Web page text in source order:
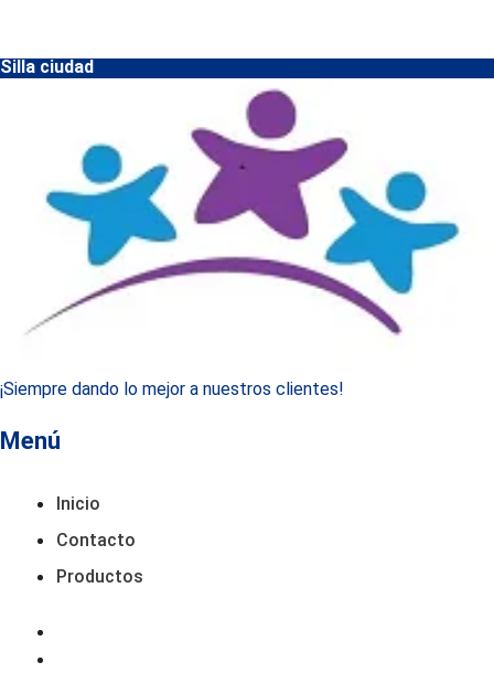
Silla ciudad
¡Siempre dando lo mejor a nuestros clientes!
Menú
Inicio
Contacto
Productos